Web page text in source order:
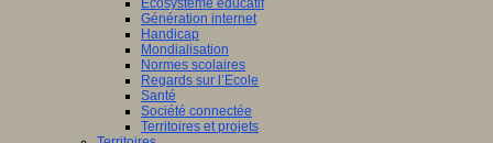
Ecosystème éducatif
Génération internet
Handicap
Mondialisation
Normes scolaires
Regards sur l’Ecole
Santé
Société connectée
Territoires et projets